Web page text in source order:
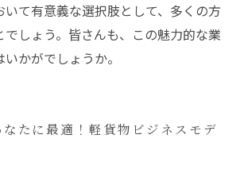
いて有意義な選択肢として、多くの方
でしょう。皆さんも、この魅力的な業
かがでしょうか。
たに最適！軽貨物ビジネスモデ